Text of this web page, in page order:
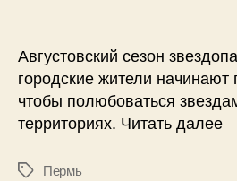
Августовский сезон
городские жители начинают
чтобы полюбоваться
территориях. Читать далее
МеткиПермь